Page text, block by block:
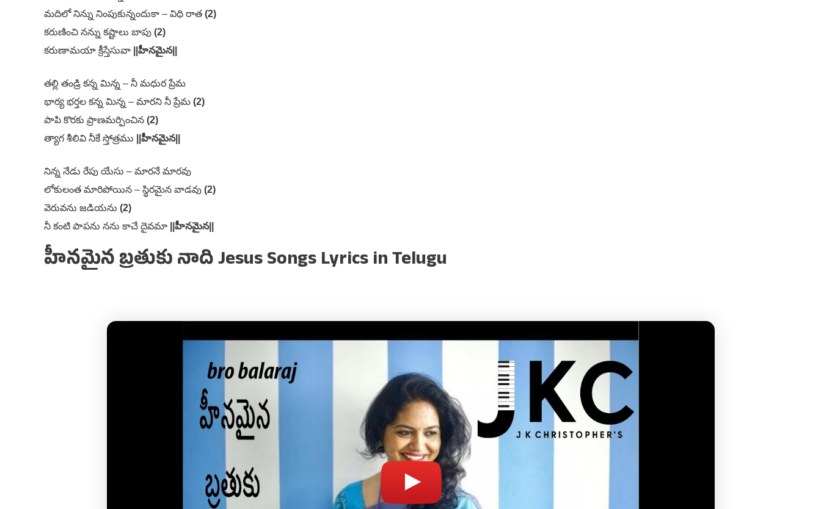
మదిలో నిన్ను నింపుకున్నందుకా – విధి రాత (2)
కరుణించి నన్ను కష్టాలు బాపు (2)
కరుణామయా క్రీస్తేసువా
||హీనమైన||
తల్లి తండ్రి కన్న మిన్న – నీ మధుర ప్రేమ
భార్య భర్తల కన్న మిన్న – మారని నీ ప్రేమ (2)
పాపి కొరకు ప్రాణమర్పించిన (2)
త్యాగ శీలివి నీకే స్తోత్రము
||హీనమైన||
నిన్న నేడు రేపు యేసు – మారనే మారవు
లోకులంత మారిపోయిన – స్థిరమైన వాడవు (2)
వెరువను జడియను (2)
నీ కంటి పాపను నను కాచే దైవమా
||హీనమైన||
హీనమైన బ్రతుకు నాది Jesus Songs Lyrics in Telugu